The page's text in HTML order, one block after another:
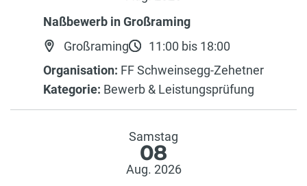
Naßbewerb in Großraming
Großraming
11:00 bis 18:00
Organisation: FF Schweinsegg-Zehetner
Kategorie: Bewerb & Leistungsprüfung
Samstag
08
Aug. 2026